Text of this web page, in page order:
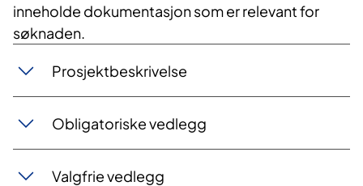
inneholde dokumentasjon som er relevant for
søknaden.
Prosjektbeskrivelse
Obligatoriske vedlegg
Valgfrie vedlegg